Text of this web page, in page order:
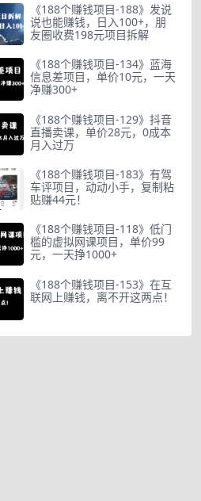
《188个赚钱项目-188》发说
说也能赚钱，日入100+，朋
友圈收费198元项目拆解
《188个赚钱项目-134》蓝海
信息差项目，单价10元，一天
净赚300+
《188个赚钱项目-129》抖音
直播卖课，单价28元，0成本
月入过万
《188个赚钱项目-183》有驾
车评项目，动动小手，复制粘
贴赚44元！
《188个赚钱项目-118》低门
槛的虚拟网课项目，单价99
元，一天挣1000+
《188个赚钱项目-153》在互
联网上赚钱，离不开这两点！